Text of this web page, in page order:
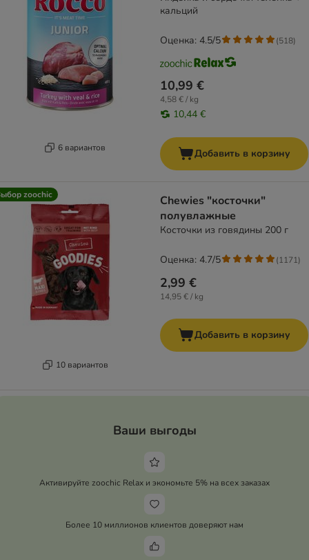
6 вариантов
кальций
10,99 €
4,58 € / kg
10,44 €
Оценка: 4.5/5 (518)
Добавить в корзину
zoochic
10 вариантов
Chewies "косточки"
полувлажные
Косточки из говядины 200 г
2,99 €
14,95 € / kg
Оценка: 4.7/5 (1171)
Добавить в корзину
Ваши выгоды
Активируйте zoochic Relax и экономьте 5% на всех заказах
Более 10 миллионов клиентов доверяют нам